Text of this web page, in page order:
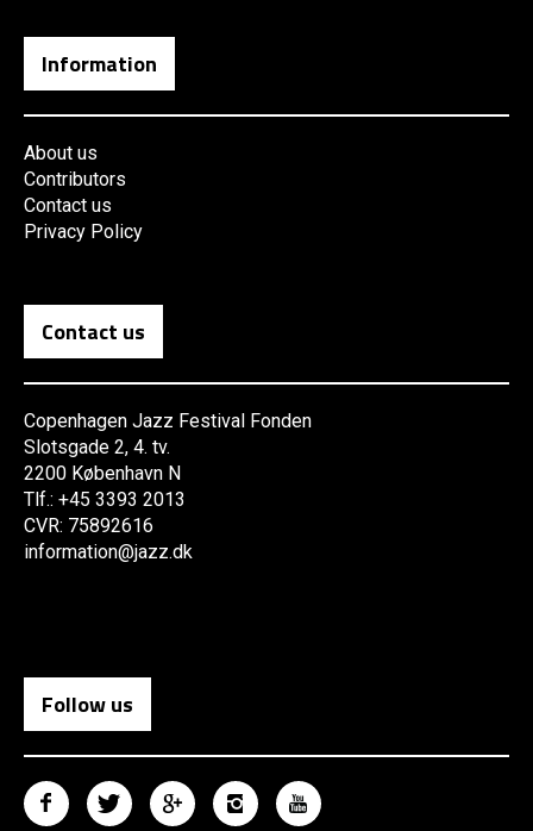
Information
About us
Contributors
Contact us
Privacy Policy
Contact us
Copenhagen Jazz Festival Fonden
Slotsgade 2, 4. tv.
2200 København N
Tlf.: +45 3393 2013
CVR: 75892616
information@jazz.dk
Follow us